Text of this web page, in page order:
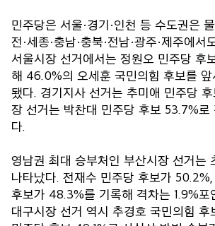
민주당은 서울·경기·인천 등 수도권은
전·세종·충남·충북·전남·광주·제주에서
서울시장 선거에서는 정원오 민주당 후
해 46.0%의 오세훈 국민의힘 후보를
됐다. 경기지사 선거는 추미애 민주당
장 선거는 박찬대 민주당 후보 53.7%로
다.
영남권 최대 승부처인 부산시장 선거는
나타났다. 전재수 민주당 후보가
후보가 48.3%를 기록해 격차는 1.9%포
대구시장 선거 역시 추경호 국민의힘